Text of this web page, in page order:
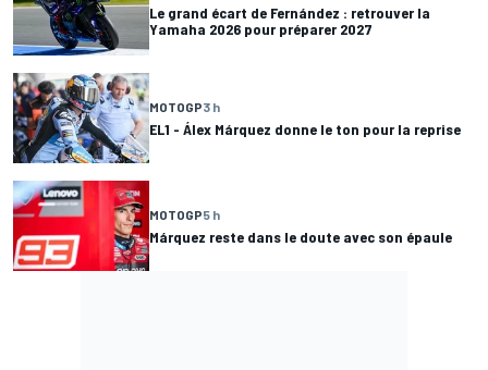
Le grand écart de Fernández : retrouver la
Yamaha 2026 pour préparer 2027
MOTOGP3 h
EL1 - Álex Márquez donne le ton pour la reprise
MOTOGP5 h
Márquez reste dans le doute avec son épaule